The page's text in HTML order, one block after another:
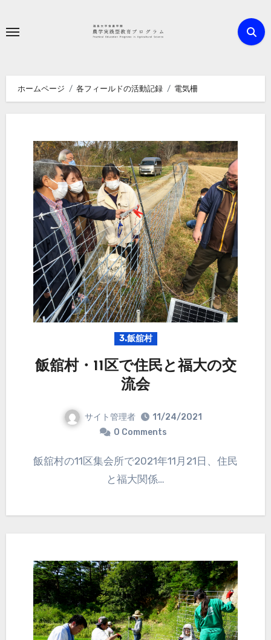
ホームページ 各フィールドの活動記録 電気柵
3.飯舘村
飯舘村・11区で住民と福大の交
流会
サイト管理者
11/24/2021
0 Comments
飯舘村の11区集会所で2021年11月21日、住民
と福大関係…